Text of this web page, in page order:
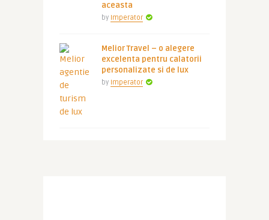
aceasta
by Imperator
Melior Travel – o alegere
excelenta pentru calatorii
personalizate si de lux
by Imperator